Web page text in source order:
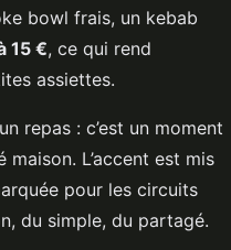
bowl frais, un kebab
15 €, ce qui rend
assiettes.
repas : c’est un moment
maison. L’accent est mis
pour les circuits
du simple, du partagé.